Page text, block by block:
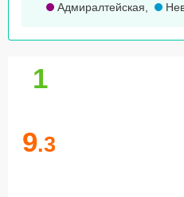
Адмиралтейская,
1
9.3